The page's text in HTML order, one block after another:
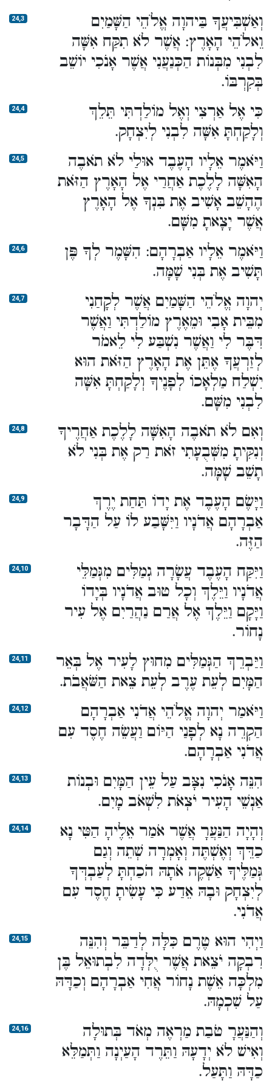
24,3
וְאַשְׁבִּיעֲךָ בַּיהוָה אֱלֹהֵי הַשָּׁמַיִם
וֵאלֹהֵי הָאָרֶץ: אֲשֶׁר לֹא תִקַּח אִשָּׁה
לִבְנִי מִבְּנוֹת הַכְּנַעֲנִי אֲשֶׁר אָנֹכִי יוֹשֵׁב
בְּקִרְבּוֹ.
24,4
כִּי אֶל אַרְצִי וְאֶל מוֹלַדְתִּי תֵּלֵךְ
וְלָקַחְתָּ אִשָּׁה לִבְנִי לְיִצְחָק.
24,5
וַיֹּאמֶר אֵלָיו הָעֶבֶד אוּלַי לֹא תֹאבֶה
הָאִשָּׁה לָלֶכֶת אַחֲרַי אֶל הָאָרֶץ הַזֹּאת
הֶהָשֵׁב אָשִׁיב אֶת בִּנְךָ אֶל הָאָרֶץ
אֲשֶׁר יָצָאתָ מִשָּׁם.
24,6
וַיֹּאמֶר אֵלָיו אַבְרָהָם: הִשָּׁמֶר לְךָ פֶּן
תָּשִׁיב אֶת בְּנִי שָׁמָּה.
24,7
יְהוָה אֱלֹהֵי הַשָּׁמַיִם אֲשֶׁר לְקָחַנִי
מִבֵּית אָבִי וּמֵאֶרֶץ מוֹלַדְתִּי וַאֲשֶׁר
דִּבֶּר לִי וַאֲשֶׁר נִשְׁבַּע לִי לֵאמֹר
לְזַרְעֲךָ אֶתֵּן אֶת הָאָרֶץ הַזֹּאת הוּא
יִשְׁלַח מַלְאָכוֹ לְפָנֶיךָ וְלָקַחְתָּ אִשָּׁה
לִבְנִי מִשָּׁם.
24,8
וְאִם לֹא תֹאבֶה הָאִשָּׁה לָלֶכֶת אַחֲרֶיךָ
וְנִקִּיתָ מִשְּׁבֻעָתִי זֹאת רַק אֶת בְּנִי לֹא
תָשֵׁב שָׁמָּה.
24,9
וַיָּשֶׂם הָעֶבֶד אֶת יָדוֹ תַּחַת יֶרֶךְ
אַבְרָהָם אֲדֹנָיו וַיִּשָּׁבַע לוֹ עַל הַדָּבָר
הַזֶּה.
24,10
וַיִּקַּח הָעֶבֶד עֲשָׂרָה גְמַלִּים מִגְּמַלֵּי
אֲדֹנָיו וַיֵּלֶךְ וְכָל טוּב אֲדֹנָיו בְּיָדוֹ
וַיָּקָם וַיֵּלֶךְ אֶל אֲרַם נַהֲרַיִם אֶל עִיר
נָחוֹר.
24,11
וַיַּבְרֵךְ הַגְּמַלִּים מִחוּץ לָעִיר אֶל בְּאֵר
הַמָּיִם לְעֵת עֶרֶב לְעֵת צֵאת הַשֹּׁאֲבֹת.
24,12
וַיֹּאמַר יְהוָה אֱלֹהֵי אֲדֹנִי אַבְרָהָם
הַקְרֵה נָא לְפָנַי הַיּוֹם וַעֲשֵׂה חֶסֶד עִם
אֲדֹנִי אַבְרָהָם.
24,13
הִנֵּה אָנֹכִי נִצָּב עַל עֵין הַמָּיִם וּבְנוֹת
אַנְשֵׁי הָעִיר יֹצְאֹת לִשְׁאֹב מָיִם.
24,14
וְהָיָה הַנַּעֲרָ אֲשֶׁר אֹמַר אֵלֶיהָ הַטִּי נָא
כַדֵּךְ וְאֶשְׁתֶּה וְאָמְרָה שְׁתֵה וְגַם
גְּמַלֶּיךָ אַשְׁקֶה אֹתָהּ הֹכַחְתָּ לְעַבְדְּךָ
לְיִצְחָק וּבָהּ אֵדַע כִּי עָשִׂיתָ חֶסֶד עִם
אֲדֹנִי.
24,15
וַיְהִי הוּא טֶרֶם כִּלָּה לְדַבֵּר וְהִנֵּה
רִבְקָה יֹצֵאת אֲשֶׁר יֻלְּדָה לִבְתוּאֵל בֶּן
מִלְכָּה אֵשֶׁת נָחוֹר אֲחִי אַבְרָהָם וְכַדָּהּ
עַל שִׁכְמָהּ.
24,16
וְהַנַּעֲרָ טֹבַת מַרְאֶה מְאֹד בְּתוּלָה
וְאִישׁ לֹא יְדָעָהּ וַתֵּרֶד הָעַיְנָה וַתְּמַלֵּא
כַדָּהּ וַתָּעַל.